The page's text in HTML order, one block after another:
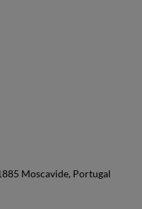
Moscavide, Portugal